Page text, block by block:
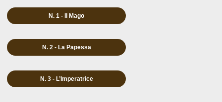
N. 1 - Il Mago
N. 2 - La Papessa
N. 3 - L’Imperatrice